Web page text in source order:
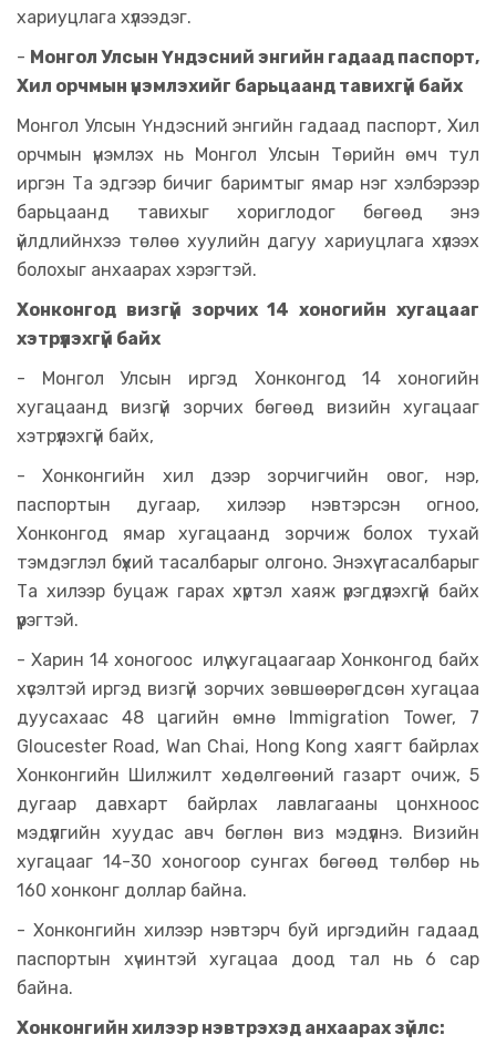
хариуцлага хүлээдэг.
- Монгол Улсын Үндэсний энгийн гадаад паспорт,
Хил орчмын үнэмлэхийг барьцаанд тавихгүй байх
Монгол Улсын Үндэсний энгийн гадаад паспорт, Хил
орчмын үнэмлэх нь Монгол Улсын Төрийн өмч тул
иргэн Та эдгээр бичиг баримтыг ямар нэг хэлбэрээр
барьцаанд тавихыг хориглодог бөгөөд энэ
үйлдлийнхээ төлөө хуулийн дагуу хариуцлага хүлээх
болохыг анхаарах хэрэгтэй.
Хонконгод визгүй зорчих 14 хоногийн хугацааг
хэтрүүлэхгүй байх
- Монгол Улсын иргэд Хонконгод 14 хоногийн
хугацаанд визгүй зорчих бөгөөд визийн хугацааг
хэтрүүлэхгүй байх,
- Хонконгийн хил дээр зорчигчийн овог, нэр,
паспортын дугаар, хилээр нэвтэрсэн огноо,
Хонконгод ямар хугацаанд зорчиж болох тухай
тэмдэглэл бүхий тасалбарыг олгоно. Энэхүү тасалбарыг
Та хилээр буцаж гарах хүртэл хаяж үрэгдүүлэхгүй байх
үүрэгтэй.
- Харин 14 хоногоос илүү хугацаагаар Хонконгод байх
хүсэлтэй иргэд визгүй зорчих зөвшөөрөгдсөн хугацаа
дуусахаас 48 цагийн өмнө Immigration Tower, 7
Gloucester Road, Wan Chai, Hong Kong хаягт байрлах
Хонконгийн Шилжилт хөдөлгөөний газарт очиж, 5
дугаар давхарт байрлах лавлагааны цонхноос
мэдүүлгийн хуудас авч бөглөн виз мэдүүлнэ. Визийн
хугацааг 14-30 хоногоор сунгах бөгөөд төлбөр нь
160 хонконг доллар байна.
- Хонконгийн хилээр нэвтэрч буй иргэдийн гадаад
паспортын хүчинтэй хугацаа доод тал нь 6 сар
байна.
Хонконгийн хилээр нэвтрэхэд анхаарах зүйлс: